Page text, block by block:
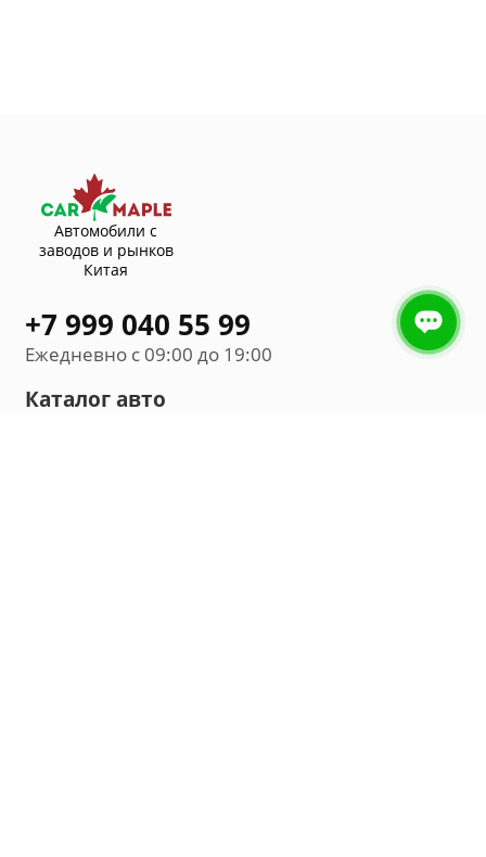
Автомобили с
заводов и рынков
Китая
+7 999 040 55 99
Ежедневно с 09:00 до 19:00
Каталог авто